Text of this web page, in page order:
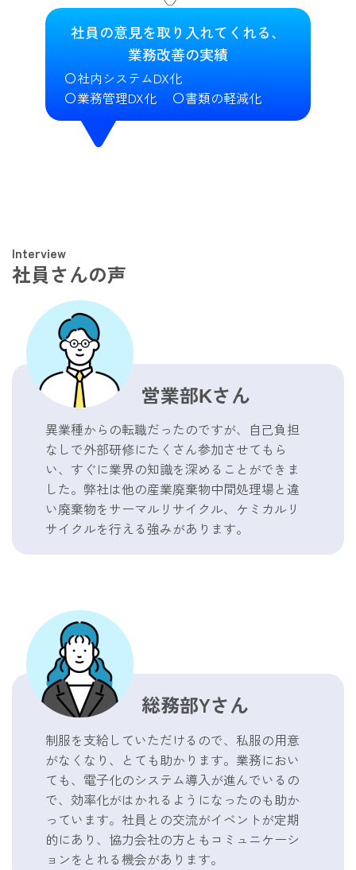
社員の意見を取り入れてくれる、
業務改善の実績
社内システムDX化
業務管理DX化
書類の軽減化
社員さんの声
Interview
営業部Kさん
異業種からの転職だったのですが、自己負担
なしで外部研修にたくさん参加させてもら
い、すぐに業界の知識を深めることができま
した。弊社は他の産業廃棄物中間処理場と違
い廃棄物をサーマルリサイクル、ケミカルリ
サイクルを行える強みがあります。
総務部Yさん
制服を支給していただけるので、私服の用意
がなくなり、とても助かります。業務におい
ても、電子化のシステム導入が進んでいるの
で、効率化がはかれるようになったのも助か
っています。社員との交流がイベントが定期
的にあり、協力会社の方ともコミュニケーシ
ョンをとれる機会があります。